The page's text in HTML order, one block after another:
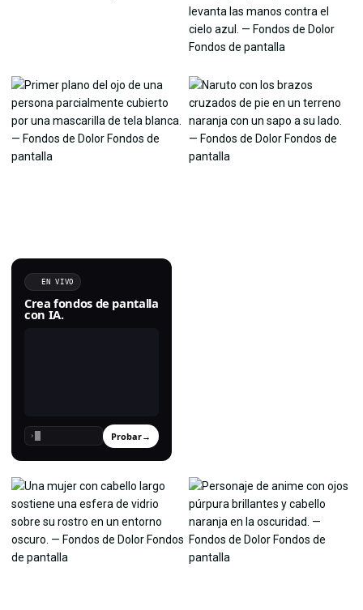
EN VIVO
Crea fondos de pantalla
con IA.
› Probar→